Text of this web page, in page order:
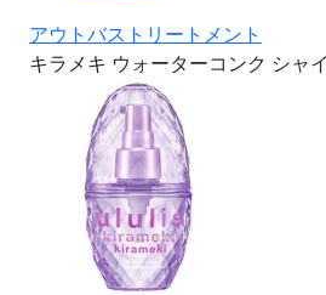
アウトバストリートメント
キラメキ ウォーターコンク シャ